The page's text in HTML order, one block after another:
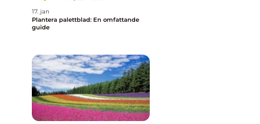
17. jan
Plantera palettblad: En omfattande
guide